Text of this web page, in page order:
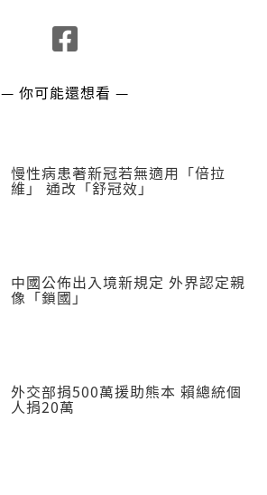
— 你可能還想看 —
慢性病患著新冠若無適用「倍拉
維」 通改「舒冠效」
中國公佈出入境新規定 外界認定親
像「鎖國」
外交部捐500萬援助熊本 賴總統個
人捐20萬